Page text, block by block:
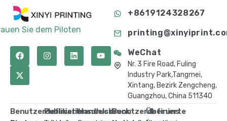
Sie dem Piloten
+8619124328267
WeChat
Nr. 3 Fire Road, Fuling
Industry Park,Tangmei,
Xintang, Bezirk Zengcheng,
Guangzhou, China 511340
Benutzerdefinierte
Publikationsdruck
HandelsdruckBenutzerdefinierte
Über uns